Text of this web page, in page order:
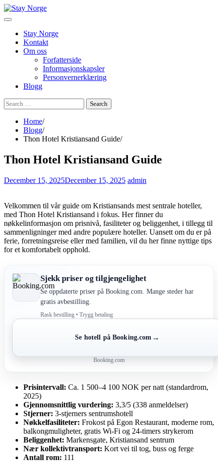
Skip
to
Stay Norge
Kontakt
Om oss
Forfatterside
Informasjonskapsler
Personvernerklæring
Blogg
Search
for:
Home
Blogg
Thon Hotel Kristiansand Guide
Thon Hotel Kristiansand Guide
December 15, 2025December 15, 2025 admin
Velkommen til vår guide om Kristiansands mest sentrale hoteller,
med Thon Hotel Kristiansand i fokus. Her finner du
nøkkelinformasjon om prisnivå, fasiliteter og beliggenhet, i tillegg til
sammenligninger med andre populære hoteller. Uansett om du er på
ferie, forretningsreise eller med familien, vil du her finne nyttige tips
for et komfortabelt opphold.
Sjekk priser og tilgjengelighet
Se oppdaterte priser på Booking.com. Mange steder har
gratis avbestilling.
Rask bestilling • Trygg betaling
Se hotell på Booking.com →
Booking.com
Prisintervall: Ca. 1 500–4 100 NOK per natt (standardrom,
2025)
Gjennomsnittlig vurdering: 3,3/5 (338 anmeldelser)
Stjerner: 3-stjerners sentrumshotell
Nøkkelfasiliteter: Frokost på Egon Restaurant, moderne rom,
balkongmuligheter, gratis Wi-Fi og 24-timers strykerom
Beliggenhet: Markensgate, Kristiansand sentrum
Nær kollektivtransport: Kort vei til tog, buss og ferge
Antall rom: 111